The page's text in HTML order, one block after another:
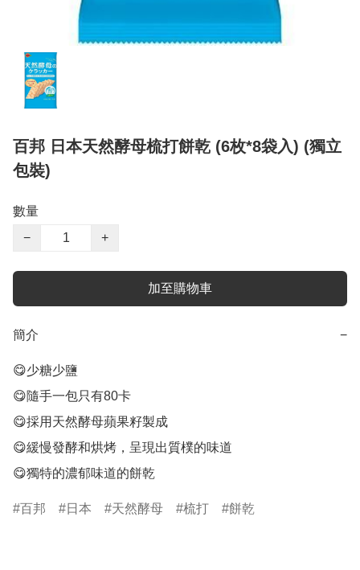
百邦 日本天然酵母梳打餅乾 (6枚*8袋入) (獨立
包裝)
數量
−
+
加至購物車
簡介 −
😋少糖少鹽
😋隨手一包只有80卡
😋採用天然酵母蘋果籽製成
😋緩慢發酵和烘烤，呈現出質樸的味道
😋獨特的濃郁味道的餅乾
百邦 日本 天然酵母 梳打 餅乾